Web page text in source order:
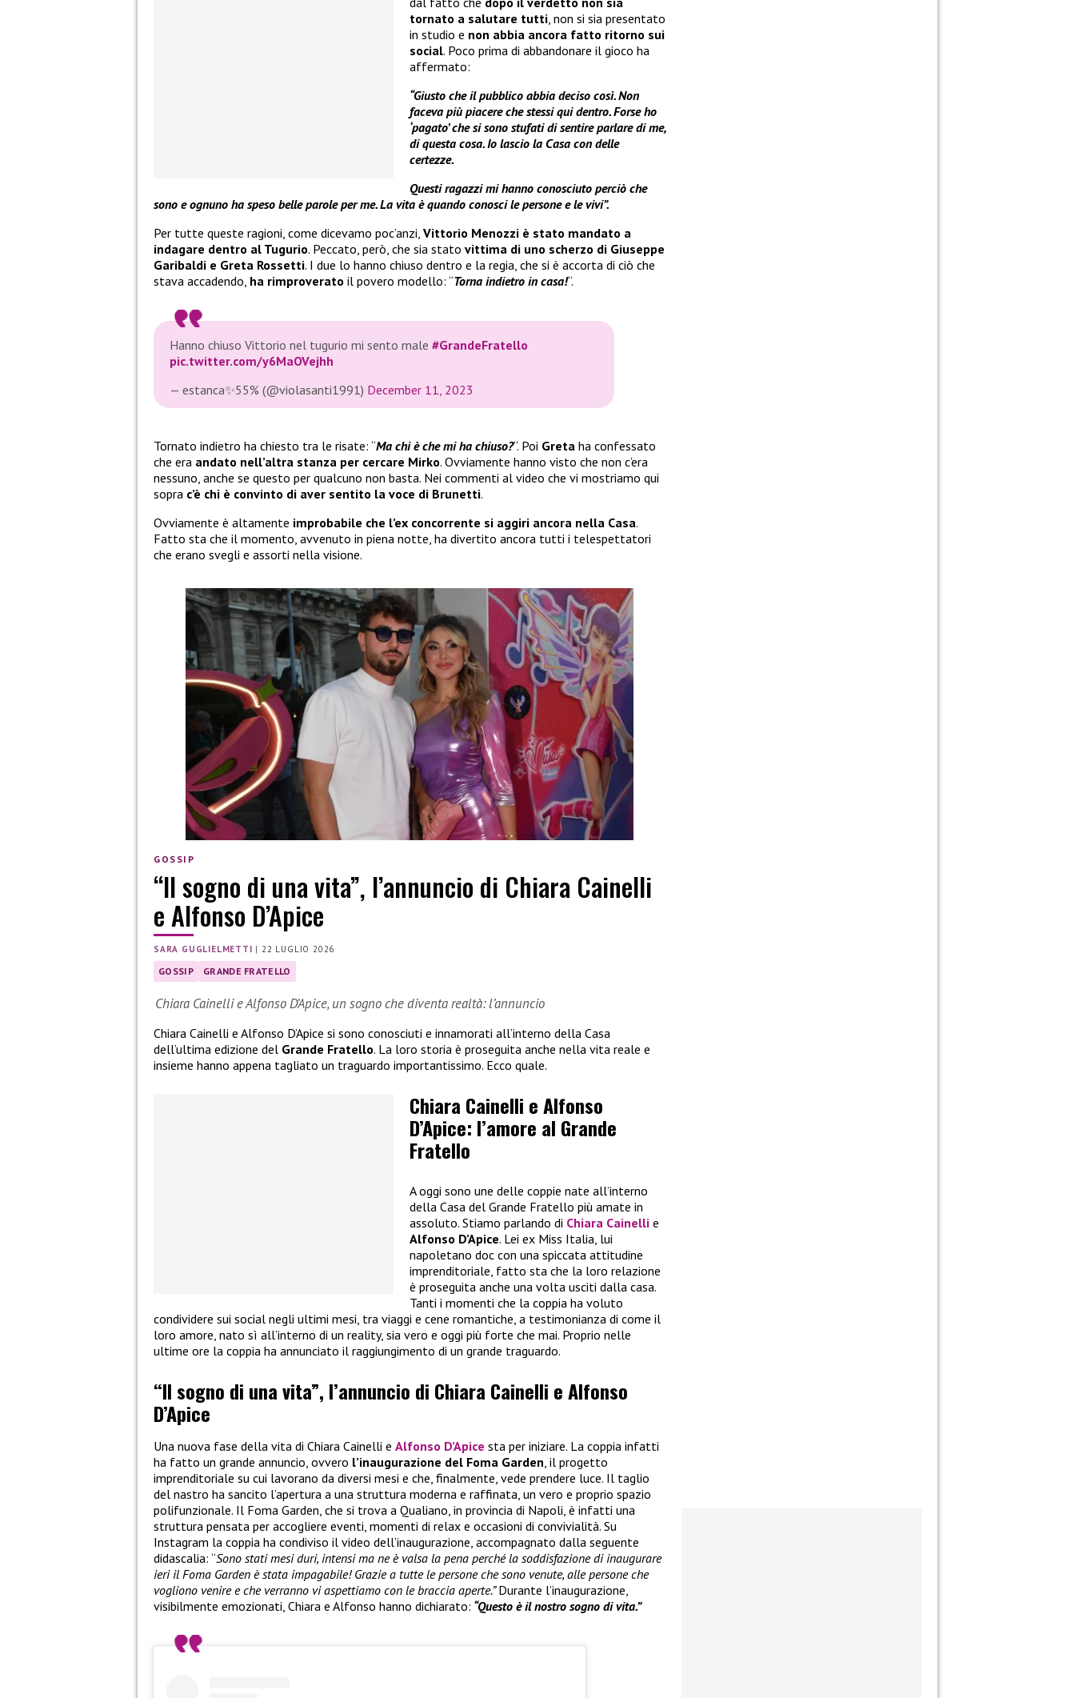
tornato a salutare tutti, non si sia presentato
in studio e non abbia ancora fatto ritorno sui
social. Poco prima di abbandonare il gioco ha
affermato:
“Giusto che il pubblico abbia deciso così. Non
faceva più piacere che stessi qui dentro. Forse ho
‘pagato’ che si sono stufati di sentire parlare di me,
di questa cosa. Io lascio la Casa con delle
certezze.
Questi ragazzi mi hanno conosciuto perciò che
sono e ognuno ha speso belle parole per me. La vita è quando conosci le persone e le vivi”.
Per tutte queste ragioni, come dicevamo poc’anzi, Vittorio Menozzi è stato mandato a
indagare dentro al Tugurio. Peccato, però, che sia stato vittima di uno scherzo di Giuseppe
Garibaldi e Greta Rossetti. I due lo hanno chiuso dentro e la regia, che si è accorta di ciò che
stava accadendo, ha rimproverato il povero modello: “Torna indietro in casa!“.
Hanno chiuso Vittorio nel tugurio mi sento male #GrandeFratello
pic.twitter.com/y6MaOVejhh
— estanca✨55% (@violasanti1991) December 11, 2023
Tornato indietro ha chiesto tra le risate: “Ma chi è che mi ha chiuso?“. Poi Greta ha confessato
che era andato nell’altra stanza per cercare Mirko. Ovviamente hanno visto che non c’era
nessuno, anche se questo per qualcuno non basta. Nei commenti al video che vi mostriamo qui
sopra c’è chi è convinto di aver sentito la voce di Brunetti.
Ovviamente è altamente improbabile che l’ex concorrente si aggiri ancora nella Casa.
Fatto sta che il momento, avvenuto in piena notte, ha divertito ancora tutti i telespettatori
che erano svegli e assorti nella visione.
GOSSIP
“Il sogno di una vita”, l’annuncio di Chiara Cainelli
e Alfonso D’Apice
SARA GUGLIELMETTI |22 LUGLIO 2026
GOSSIP GRANDE FRATELLO
Chiara Cainelli e Alfonso D’Apice, un sogno che diventa realtà: l’annuncio
Chiara Cainelli e Alfonso D’Apice si sono conosciuti e innamorati all’interno della Casa
dell’ultima edizione del Grande Fratello. La loro storia è proseguita anche nella vita reale e
insieme hanno appena tagliato un traguardo importantissimo. Ecco quale.
Chiara Cainelli e Alfonso
D’Apice: l’amore al Grande
Fratello
A oggi sono une delle coppie nate all’interno
della Casa del Grande Fratello più amate in
assoluto. Stiamo parlando di Chiara Cainelli e
Alfonso D’Apice. Lei ex Miss Italia, lui
napoletano doc con una spiccata attitudine
imprenditoriale, fatto sta che la loro relazione
è proseguita anche una volta usciti dalla casa.
Tanti i momenti che la coppia ha voluto
condividere sui social negli ultimi mesi, tra viaggi e cene romantiche, a testimonianza di come il
loro amore, nato sì all’interno di un reality, sia vero e oggi più forte che mai. Proprio nelle
ultime ore la coppia ha annunciato il raggiungimento di un grande traguardo.
“Il sogno di una vita”, l’annuncio di Chiara Cainelli e Alfonso
D’Apice
Una nuova fase della vita di Chiara Cainelli e Alfonso D’Apice sta per iniziare. La coppia infatti
ha fatto un grande annuncio, ovvero l’inaugurazione del Foma Garden , il progetto
imprenditoriale su cui lavorano da diversi mesi e che, finalmente, vede prendere luce. Il taglio
del nastro ha sancito l’apertura a una struttura moderna e raffinata, un vero e proprio spazio
polifunzionale. Il Foma Garden, che si trova a Qualiano, in provincia di Napoli, è infatti una
struttura pensata per accogliere eventi, momenti di relax e occasioni di convivialità. Su
Instagram la coppia ha condiviso il video dell’inaugurazione, accompagnato dalla seguente
didascalia: “Sono stati mesi duri, intensi ma ne è valsa la pena perché la soddisfazione di inaugurare
ieri il Foma Garden è stata impagabile! Grazie a tutte le persone che sono venute, alle persone che
vogliono venire e che verranno vi aspettiamo con le braccia aperte.”Durante l’inaugurazione,
visibilmente emozionati, Chiara e Alfonso hanno dichiarato: “Questo è il nostro sogno di vita.”